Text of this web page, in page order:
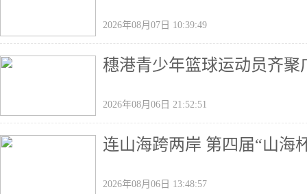
2026年08月07日 10:39:49
穗港青少年篮球运动员齐聚
2026年08月06日 21:52:51
连山海跨两岸 第四届“山海
2026年08月06日 13:48:57